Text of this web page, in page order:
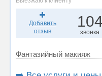
Добавить
отзыв
104
звонка
Фантазийный макияж